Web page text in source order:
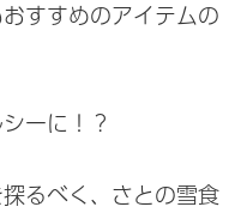
すすめのアイテムの
ーに！？
探るべく、さとの雪食